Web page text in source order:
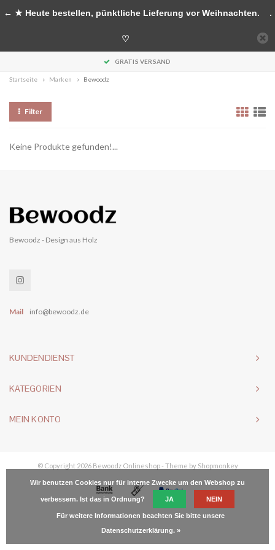
Handgefertigte Accessoires aus Holz
GRATIS VERSAND
Startseite Marken Bewoodz
Filter
Keine Produkte gefunden!...
Bewoodz - Design aus Holz
Mail info@bewoodz.de
KUNDENDIENST
KATEGORIEN
MEIN KONTO
© Copyright 2026 Bewoodz Onlineshop - Theme by Shopmonkey
Wir benutzen Cookies nur für interne Zwecke um den Webshop zu
verbessern. Ist das in Ordnung? JA NEIN
Für weitere Informationen beachten Sie bitte unsere
Datenschutzerklärung. »
← ★ Heute bestellen, pünktliche Lieferung vor Weihnachten. .
♡